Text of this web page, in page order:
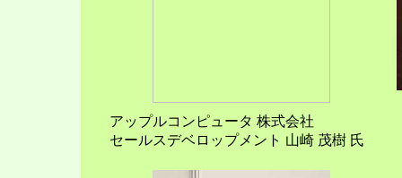
アップルコンピュータ 株式会社
セールスデベロップメント 山崎 茂樹 氏